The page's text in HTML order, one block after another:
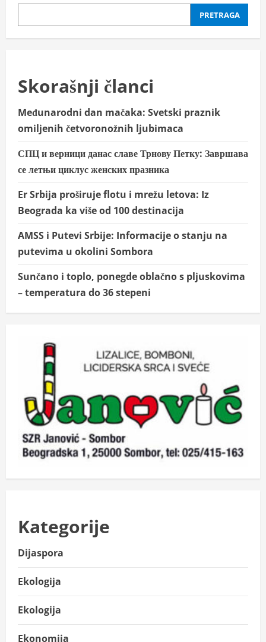
тихи
и
човечанству
PRETRAGA
Skorašnji članci
Međunarodni dan mačaka: Svetski praznik
omiljenih četvoronožnih ljubimaca
СПЦ и верници данас славе Трнову Петку: Завршава
се летњи циклус женских празника
Er Srbija proširuje flotu i mrežu letova: Iz
Beograda ka više od 100 destinacija
AMSS i Putevi Srbije: Informacije o stanju na
putevima u okolini Sombora
Sunčano i toplo, ponegde oblačno s pljuskovima
– temperatura do 36 stepeni
Kategorije
Dijaspora
Ekologija
Ekologija
Ekonomija